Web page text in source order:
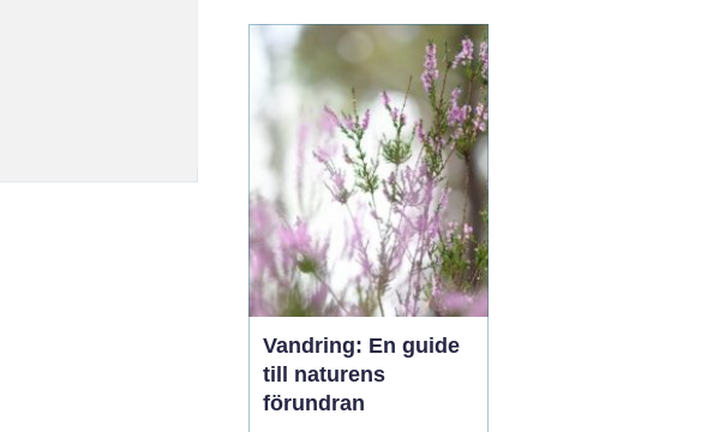
avancerade digitala
plattformar
casinovärlden har
genomgått en enorm
utveckling. Men va...
Vandring: En guide
till naturens
förundran